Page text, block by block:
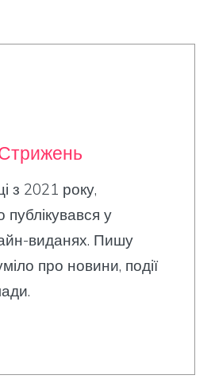
з 2021 року,
у
виданях. Пишу
про новини, події